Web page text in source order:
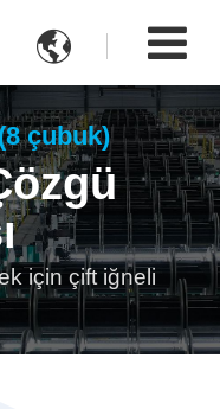

çubuk)
için çift iğneli